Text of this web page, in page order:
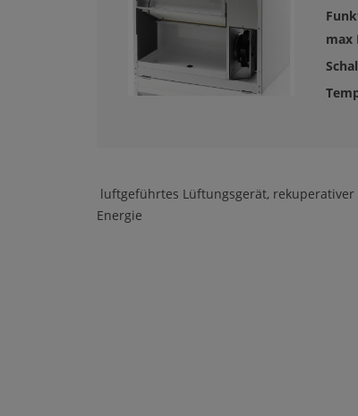
max
luftgeführtes Lüftungsgerät,
Energie